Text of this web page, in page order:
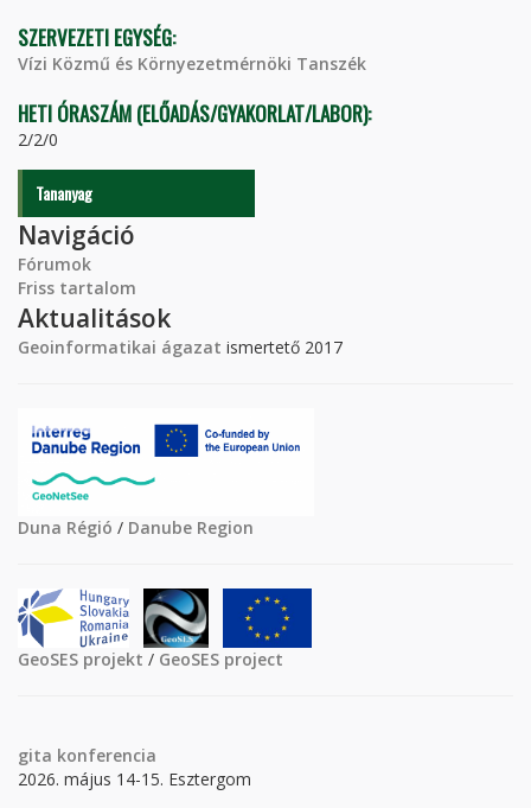
SZERVEZETI EGYSÉG:
Vízi Közmű és Környezetmérnöki Tanszék
HETI ÓRASZÁM (ELŐADÁS/GYAKORLAT/LABOR):
2/2/0
Tananyag
Navigáció
Fórumok
Friss tartalom
Aktualitások
Geoinformatikai ágazat ismertető 2017
Duna Régió / Danube Region
GeoSES projekt / GeoSES project
gita konferencia
2026. május 14-15. Esztergom